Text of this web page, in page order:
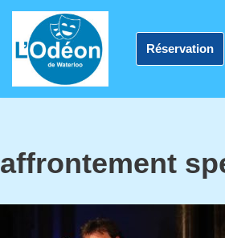
Aller
au
contenu
Réservation
affrontement